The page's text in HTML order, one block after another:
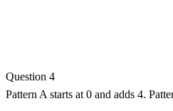
Question 4
Pattern A starts at 0 and adds 4.